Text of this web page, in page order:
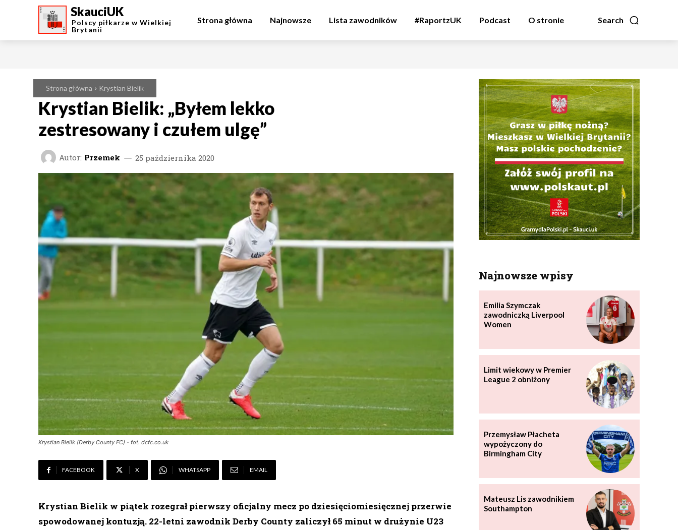
SkauciUK
Polscy piłkarze w Wielkiej
Brytanii
Search
Strona główna Najnowsze Lista zawodników #RaportzUK Podcast O stronie
Strona główna Krystian Bielik
Krystian Bielik: „Byłem lekko
zestresowany i czułem ulgę”
Autor: Przemek 25 października 2020
Krystian Bielik (Derby County FC) - fot. dcfc.co.uk
FACEBOOK X WHATSAPP EMAIL
Krystian Bielik w piątek rozegrał pierwszy oficjalny mecz po dziesięciomiesięcznej przerwie
spowodowanej kontuzją. 22-letni zawodnik Derby County zaliczył 65 minut w drużynie U23
Najnowsze wpisy
Emilia Szymczak
zawodniczką Liverpool
Women
Limit wiekowy w Premier
League 2 obniżony
Przemysław Płacheta
wypożyczony do
Birmingham City
Mateusz Lis zawodnikiem
Southampton